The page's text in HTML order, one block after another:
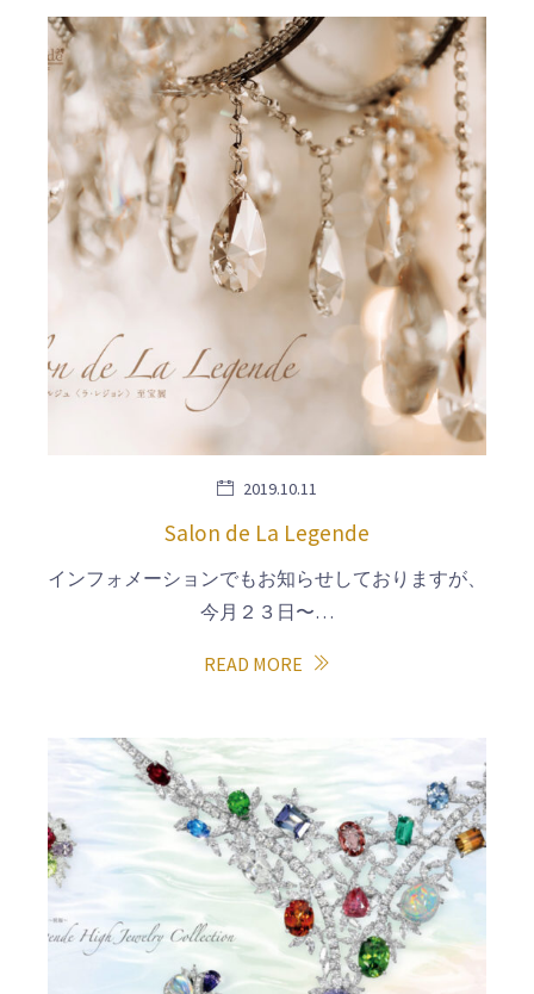
2019.10.11
Salon de La Legende
インフォメーションでもお知らせしておりますが、
今月２３日〜…
READ MORE